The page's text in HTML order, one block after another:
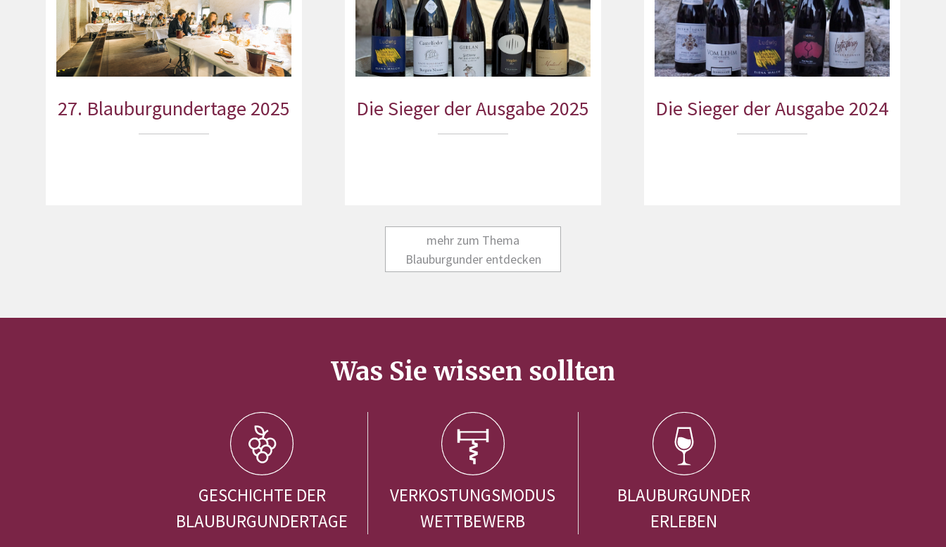
27. Blauburgundertage 2025 Die Sieger der Ausgabe 2025 Die Sieger der Ausgabe 2024
mehr zum Thema
Blauburgunder entdecken
Was Sie wissen sollten
GESCHICHTE DER
BLAUBURGUNDERTAGE
VERKOSTUNGSMODUS
WETTBEWERB
BLAUBURGUNDER
ERLEBEN